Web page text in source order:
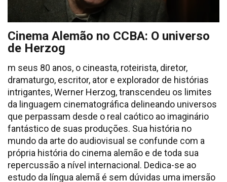
Cinema Alemão no CCBA: O universo
de Herzog
m seus 80 anos, o cineasta, roteirista, diretor,
dramaturgo, escritor, ator e explorador de histórias
intrigantes, Werner Herzog, transcendeu os limites
da linguagem cinematográfica delineando universos
que perpassam desde o real caótico ao imaginário
fantástico de suas produções. Sua história no
mundo da arte do audiovisual se confunde com a
própria história do cinema alemão e de toda sua
repercussão a nível internacional. Dedica-se ao
estudo da língua alemã é sem dúvidas uma imersão